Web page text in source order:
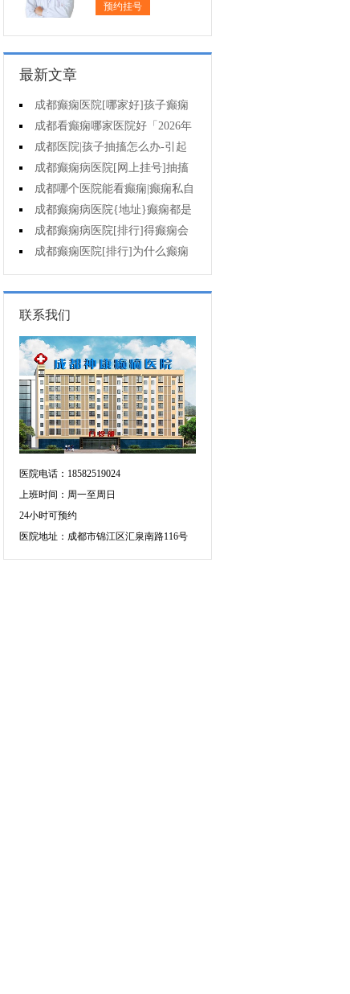
预约挂号
最新文章
成都癫痫医院[哪家好]孩子癫痫
会影响智力吗?
成都看癫痫哪家医院好「2026年
度公布」原发性癫痫有多大几率遗
传给孩子?
成都医院|孩子抽搐怎么办-引起
癫痫发作的药物有哪些?
成都癫痫病医院[网上挂号]抽搐
就是癫痫发作吗?
成都哪个医院能看癫痫|癫痫私自
停药影响大不大?
成都癫痫病医院{地址}癫痫都是
要遗传的吗?
成都癫痫病医院[排行]得癫痫会
有什么异常表现?
成都癫痫医院[排行]为什么癫痫
不能治?
联系我们
医院电话：18582519024
上班时间：周一至周日
24小时可预约
医院地址：成都市锦江区汇泉南路116号